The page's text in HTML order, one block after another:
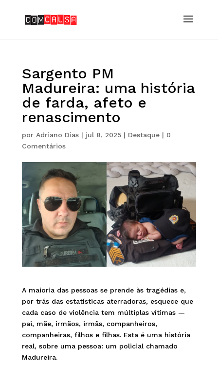
Sargento PM
Madureira: uma história
de farda, afeto e
renascimento
por Adriano Dias| jul 8, 2025| Destaque| 0
Comentários
A maioria das pessoas se prende às tragédias e,
por trás das estatísticas aterradoras, esquece que
cada caso de violência tem múltiplas vítimas —
pai, mãe, irmãos, irmãs, companheiros,
companheiras, filhos e filhas. Esta é uma história
real, sobre uma pessoa: um policial chamado
Madureira.